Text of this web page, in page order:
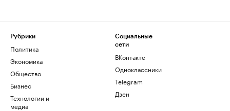
Рубрики
Политика
Экономика
Общество
Бизнес
Технологии и
медиа
Социальные
сети
ВКонтакте
Одноклассники
Telegram
Дзен